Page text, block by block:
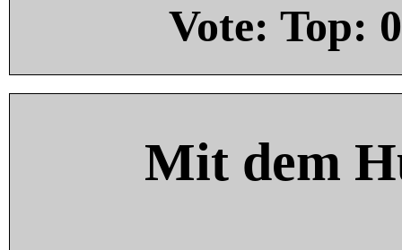
Vote: Top: 0
Mit dem